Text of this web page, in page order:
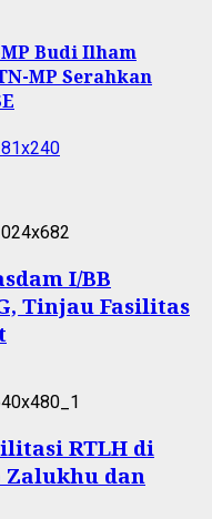
Budi Ilham
MP Serahkan
I/BB
Tinjau Fasilitas
RTLH di
Zalukhu dan